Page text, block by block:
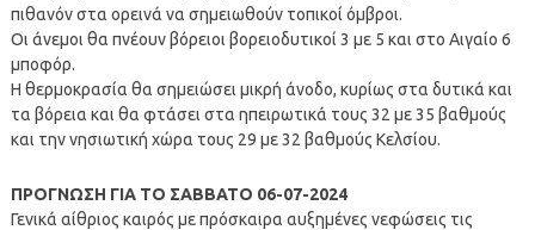
πιθανόν στα ορεινά να σημειωθούν τοπικοί όμβροι.
Οι άνεμοι θα πνέουν βόρειοι βορειοδυτικοί 3 με 5 και στο Αιγαίο 6
μποφόρ.
Η θερμοκρασία θα σημειώσει μικρή άνοδο, κυρίως στα δυτικά και
τα βόρεια και θα φτάσει στα ηπειρωτικά τους 32 με 35 βαθμούς
και την νησιωτική χώρα τους 29 με 32 βαθμούς Κελσίου.
ΠΡΟΓΝΩΣΗ ΓΙΑ ΤΟ ΣΑΒΒΑΤΟ 06-07-2024
Γενικά αίθριος καιρός με πρόσκαιρα αυξημένες νεφώσεις τις